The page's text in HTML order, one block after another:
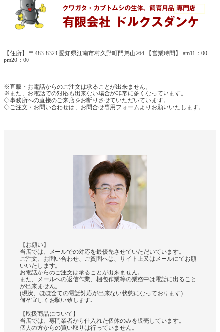
【住所】 〒483-8323 愛知県江南市村久野町門弟山264 【営業時間】 am11：00 -
pm20：00
※直販・お電話からのご注文は承ることが出来ません。
※また、お電話での対応も出来ない場合が非常に多くなっています。
◇事務所への直接のご来店をお断りさせていただいています。
◇ご注文・お問い合わせは、お問合せ専用フォームよりお願いいたします。
【お願い】
当店では、メールでの対応を最優先させていただいています。
ご注文、お問い合わせ、ご質問へは、サイト上又はメールにてお願
いいたします。
お電話からのご注文は承ることが出来ません。
また、メールへの返信作業、梱包作業等の業務中は電話に出ること
が出来ません。
(現状、ほぼ全ての電話対応が出来ない状態になっております)
何卒宜しくお願い致します｡
【取扱商品について】
当店では、専門業者から仕入れた個体のみを販売しています。
個人の方からの買い取りは行っていません。